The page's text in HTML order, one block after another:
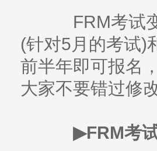
FRM考试变
(针对5月的考试)
前半年即可报名
大家不要错过修
▶FRM考试